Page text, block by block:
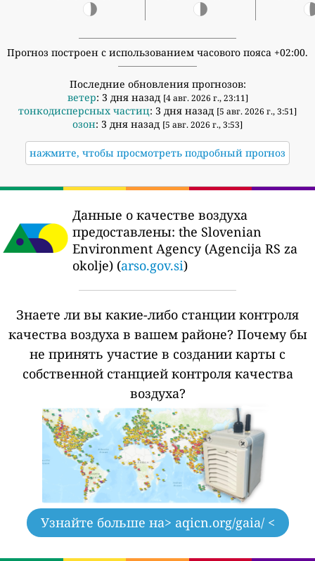
Прогноз построен с использованием часового пояса +02:00.
Последние обновления прогнозов:
ветер: 3 дня назад [4 авг. 2026 г., 23:11]
тонкодисперсных частиц: 3 дня назад [5 авг. 2026 г., 3:51]
озон: 3 дня назад [5 авг. 2026 г., 3:53]
нажмите, чтобы просмотреть подробный прогноз
Данные о качестве воздуха
предоставлены: the Slovenian
Environment Agency (Agencija RS za
okolje) (arso.gov.si)
Знаете ли вы какие-либо станции контроля
качества воздуха в вашем районе? Почему бы
не принять участие в создании карты с
собственной станцией контроля качества
воздуха?
Узнайте больше на> aqicn.org/gaia/ <